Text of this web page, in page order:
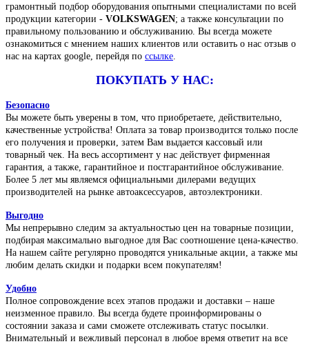
грамонтный подбор оборудования опытными специалистами по всей
продукции категории - VOLKSWAGEN; а также консультации по
правильному пользованию и обслуживанию. Вы всегда можете
ознакомиться с мнением наших клиентов или оставить о нас отзыв о
нас на картах google, перейдя по ссылке
ПОКУПАТЬ У НАС:
Безопасно
Вы можете быть уверены в том, что приобретаете, действительно,
качественные устройства! Оплата за товар производится только после
его получения и проверки, затем Вам выдается кассовый или
товарный чек. На весь ассортимент у нас действует фирменная
гарантия, а также, гарантийное и постгарантийное обслуживание.
Более 5 лет мы являемся официальными дилерами ведущих
производителей на рынке автоаксессуаров, автоэлектроники.
Выгодно
Мы непрерывно следим за актуальностью цен на товарные позиции,
подбирая максимально выгодное для Вас соотношение цена-качество.
На нашем сайте регулярно проводятся уникальные акции, а также мы
любим делать скидки и подарки всем покупателям!
Удобно
Полное сопровождение всех этапов продажи и доставки – наше
неизменное правило. Вы всегда будете проинформированы о
состоянии заказа и сами сможете отслеживать статус посылки.
Внимательный и вежливый персонал в любое время ответит на все